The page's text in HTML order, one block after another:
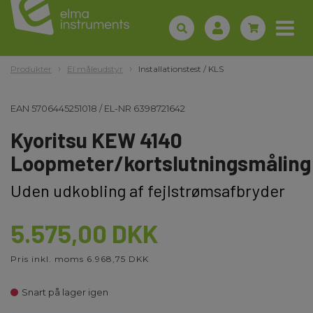
Produkter El måleudstyr Installationstest / KLS
EAN 5706445251018 /EL-NR 6398721642
Kyoritsu KEW 4140
Loopmeter/kortslutningsmåling
Uden udkobling af fejlstrømsafbryder
5.575,00 DKK
Pris inkl. moms 6.968,75 DKK
Snart på lager igen